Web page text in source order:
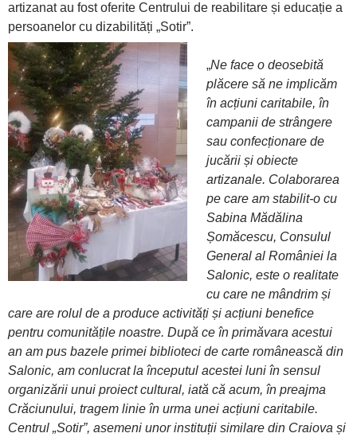
artizanat au fost oferite Centrului de reabilitare și educație a
persoanelor cu dizabilități „Sotir”.
„Ne face o deosebită
plăcere să ne implicăm
în acțiuni caritabile, în
campanii de strângere
sau confecționare de
jucării și obiecte
artizanale. Colaborarea
pe care am stabilit-o cu
Sabina Mădălina
Șomăcescu, Consulul
General al României la
Salonic, este o realitate
cu care ne mândrim și
care are rolul de a produce activități și acțiuni benefice
pentru comunitățile noastre. După ce în primăvara acestui
an am pus bazele primei biblioteci de carte românească din
Salonic, am conlucrat la începutul acestei luni în sensul
organizării unui proiect cultural, iată că acum, în preajma
Crăciunului, tragem linie în urma unei acțiuni caritabile.
Centrul „Sotir”, asemeni unor instituții similare din Craiova și